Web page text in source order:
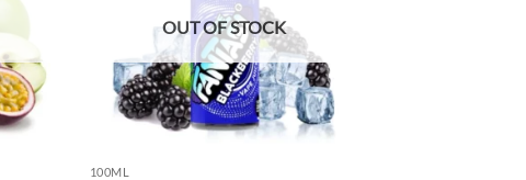
OUT OF STOCK
100ML